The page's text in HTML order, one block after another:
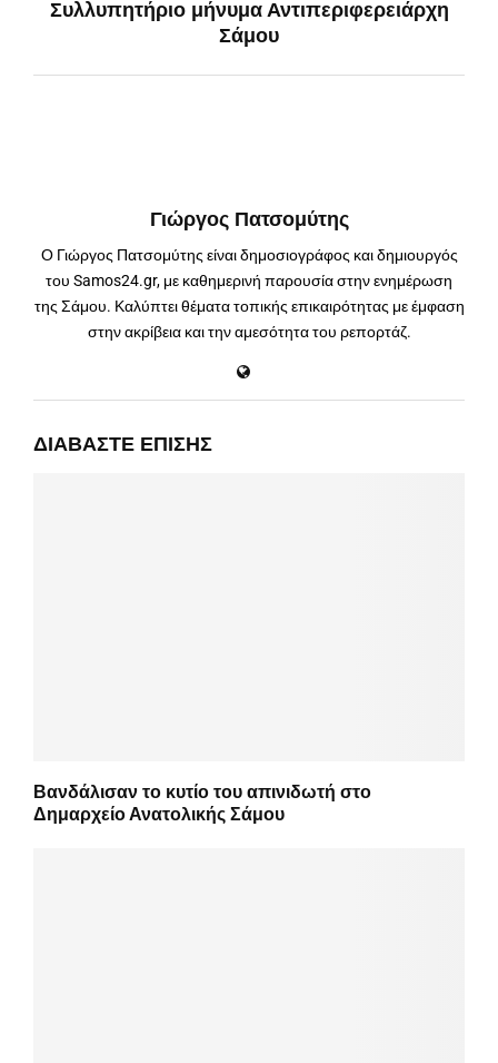
Συλλυπητήριο μήνυμα Αντιπεριφερειάρχη
Σάμου
Γιώργος Πατσομύτης
Ο Γιώργος Πατσομύτης είναι δημοσιογράφος και δημιουργός
του Samos24.gr, με καθημερινή παρουσία στην ενημέρωση
της Σάμου. Καλύπτει θέματα τοπικής επικαιρότητας με έμφαση
στην ακρίβεια και την αμεσότητα του ρεπορτάζ.
ΔΙΑΒΆΣΤΕ ΕΠΊΣΗΣ
Βανδάλισαν το κυτίο του απινιδωτή στο
Δημαρχείο Ανατολικής Σάμου